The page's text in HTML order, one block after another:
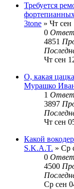
Требуется
3tone » Чт сен
0
4851
Чт сен
О, какая
Мурашко
1
3897
Чт сен
Какой
S.K.A.T. » Ср
0
4500
Ср сен